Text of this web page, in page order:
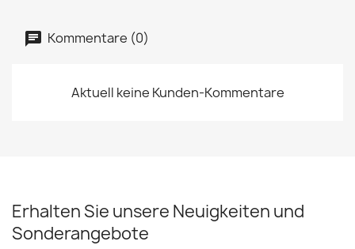
Kommentare (0)
Aktuell keine Kunden-Kommentare
Erhalten Sie unsere Neuigkeiten und
Sonderangebote